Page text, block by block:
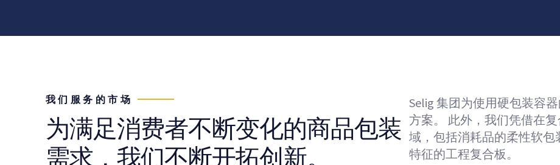
我们服务的市场
为满足消费者不断变化的商品包装
需求，我们不断开拓创新。
Selig 集团为使用硬包装容
方案。 此外，我们凭借在
域，包括消耗品的柔性软
特征的工程复合板。